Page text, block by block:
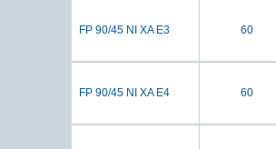
FP 90/45 NI XA E3 60
FP 90/45 NI XA E4 60